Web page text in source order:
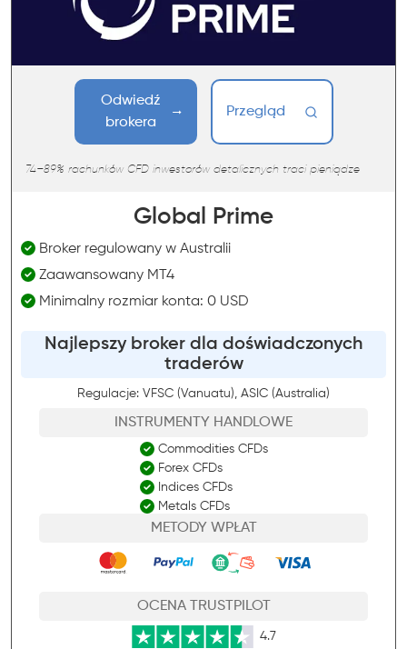
Odwiedź
brokera
Przegląd
74–89% rachunków CFD inwestorów detalicznych traci pieniądze
Global Prime
Broker regulowany w Australii
Zaawansowany MT4
Minimalny rozmiar konta: 0 USD
Najlepszy broker dla doświadczonych
traderów
Regulacje: VFSC (Vanuatu), ASIC (Australia)
INSTRUMENTY HANDLOWE
Commodities CFDs
Forex CFDs
Indices CFDs
Metals CFDs
METODY WPŁAT
OCENA TRUSTPILOT
4.7